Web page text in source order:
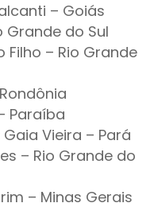
– Goiás
Grande do Sul
– Rio Grande
Paraíba
Vieira – Pará
– Rio Grande do
– Minas Gerais